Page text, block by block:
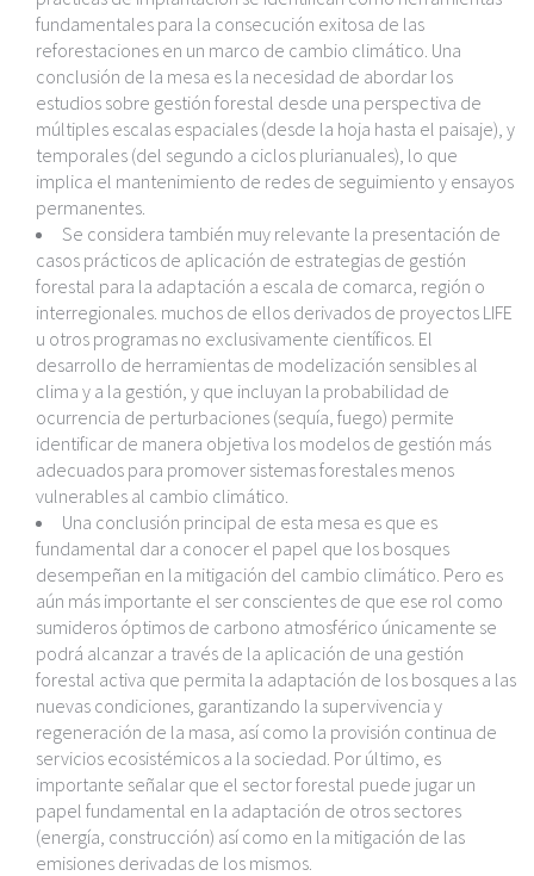
fundamentales para la consecución exitosa de las
reforestaciones en un marco de cambio climático. Una
conclusión de la mesa es la necesidad de abordar los
estudios sobre gestión forestal desde una perspectiva de
múltiples escalas espaciales (desde la hoja hasta el paisaje), y
temporales (del segundo a ciclos plurianuales), lo que
implica el mantenimiento de redes de seguimiento y ensayos
permanentes.
Se considera también muy relevante la presentación de
casos prácticos de aplicación de estrategias de gestión
forestal para la adaptación a escala de comarca, región o
interregionales. muchos de ellos derivados de proyectos LIFE
u otros programas no exclusivamente científicos. El
desarrollo de herramientas de modelización sensibles al
clima y a la gestión, y que incluyan la probabilidad de
ocurrencia de perturbaciones (sequía, fuego) permite
identificar de manera objetiva los modelos de gestión más
adecuados para promover sistemas forestales menos
vulnerables al cambio climático.
Una conclusión principal de esta mesa es que es
fundamental dar a conocer el papel que los bosques
desempeñan en la mitigación del cambio climático. Pero es
aún más importante el ser conscientes de que ese rol como
sumideros óptimos de carbono atmosférico únicamente se
podrá alcanzar a través de la aplicación de una gestión
forestal activa que permita la adaptación de los bosques a las
nuevas condiciones, garantizando la supervivencia y
regeneración de la masa, así como la provisión continua de
servicios ecosistémicos a la sociedad. Por último, es
importante señalar que el sector forestal puede jugar un
papel fundamental en la adaptación de otros sectores
(energía, construcción) así como en la mitigación de las
emisiones derivadas de los mismos.